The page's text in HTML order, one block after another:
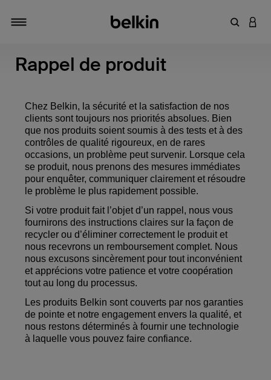
Saisir
Rappel de produit
Chez Belkin, la sécurité et la satisfaction de nos
clients sont toujours nos priorités absolues. Bien
que nos produits soient soumis à des tests et à des
contrôles de qualité rigoureux, en de rares
occasions, un problème peut survenir. Lorsque cela
se produit, nous prenons des mesures immédiates
pour enquêter, communiquer clairement et résoudre
le problème le plus rapidement possible.
Si votre produit fait l’objet d’un rappel, nous vous
fournirons des instructions claires sur la façon de
recycler ou d’éliminer correctement le produit et
nous recevrons un remboursement complet. Nous
nous excusons sincèrement pour tout inconvénient
et apprécions votre patience et votre coopération
tout au long du processus.
Les produits Belkin sont couverts par nos garanties
de pointe et notre engagement envers la qualité, et
nous restons déterminés à fournir une technologie
à laquelle vous pouvez faire confiance.